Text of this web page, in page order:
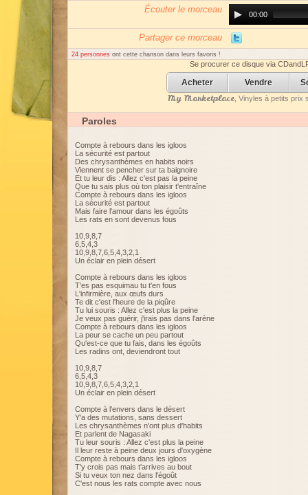
Écouter le morceau
Player00:00
Partager ce morceau
24 personnes ont cette chanson dans leurs favoris !
Se procurer ce disque via
Acheter Vendre
My Marketplace, Vinyles à petits prix
Paroles
Compte à rebours dans les igloos
La sécurité est partout
Des chrysanthèmes en habits noirs
Viennent se pencher sur ta baignoire
Et tu leur dis : Allez c'est pas la peine
Que tu sais plus où ton plaisir t'entraîne
Compte à rebours dans les igloos
La sécurité est partout
Mais faire l'amour dans les égoûts
Les rats en sont devenus fous
10,9,8,7
6,5,4,3
10,9,8,7,6,5,4,3,2,1
Un éclair en plein désert
Compte à rebours dans les igloos
T'es pas esquimau tu t'en fous
L'infirmière, aux œufs durs
Te dit c'est l'heure de la piqûre
Tu lui souris : Allez c'est plus la peine
Je veux pas guérir, j'irais pas dans l'arène
Compte à rebours dans les igloos
La peur se cache un peu partout
Qu'est-ce que tu fais, dans les égoûts
Les radins ont, deviendront tout
10,9,8,7
6,5,4,3
10,9,8,7,6,5,4,3,2,1
Un éclair en plein désert
Compte à l'envers dans le désert
Y'a des mutations, sans dessert
Les chrysanthèmes n'ont plus d'habits
Et parlent de Nagasaki
Tu leur souris : Allez c'est plus la peine
Il leur reste à peine deux jours d'oxygène
Compte à rebours dans les igloos
T'y crois pas mais t'arrives au bout
Si tu veux ton nez dans l'égoût
C'est nous les rats compte avec nous